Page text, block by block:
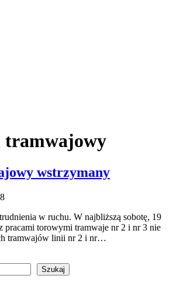
tramwajowy
wstrzymany
w ruchu. W najbliższą sobotę, 19
pracami torowymi tramwaje nr 2 i nr 3 nie
tramwajów linii nr 2 i nr…
Szukaj